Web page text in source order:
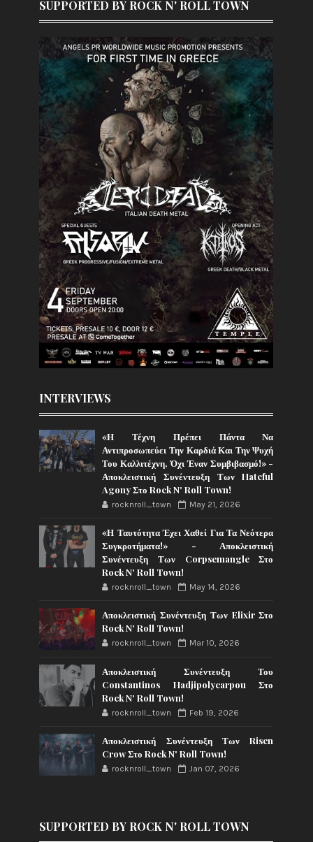
SUPPORTED BY ROCK N' ROLL TOWN
INTERVIEWS
«Η Τέχνη Πρέπει Πάντα Να
Αντιπροσωπεύει Την Καρδιά Και Την Ψυχή
Του Καλλιτέχνη, Όχι Έναν Συμβιβασμό!» -
Αποκλειστική Συνέντευξη Των Hateful
Agony Στο Rock N' Roll Town!
rocknroll_town May 21, 2026
«Η Ταυτότητα Έχει Χαθεί Για Τα Νεότερα
Συγκροτήματα!» - Αποκλειστική
Συνέντευξη Των Corpsemangle Στο
Rock N' Roll Town!
rocknroll_town May 14, 2026
Αποκλειστική Συνέντευξη Των Elixir Στο
Rock N' Roll Town!
rocknroll_town Mar 10, 2026
Αποκλειστική Συνέντευξη Του
Constantinos Hadjipolycarpou Στο
Rock N' Roll Town!
rocknroll_town Feb 19, 2026
Αποκλειστική Συνέντευξη Των Risen
Crow Στο Rock N' Roll Town!
rocknroll_town Jan 07, 2026
SUPPORTED BY ROCK N' ROLL TOWN